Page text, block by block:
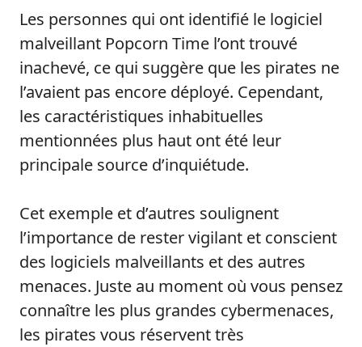
Les personnes qui ont identifié le logiciel
malveillant Popcorn Time l’ont trouvé
inachevé, ce qui suggère que les pirates ne
l’avaient pas encore déployé. Cependant,
les caractéristiques inhabituelles
mentionnées plus haut ont été leur
principale source d’inquiétude.
Cet exemple et d’autres soulignent
l’importance de rester vigilant et conscient
des logiciels malveillants et des autres
menaces. Juste au moment où vous pensez
connaître les plus grandes cybermenaces,
les pirates vous réservent très